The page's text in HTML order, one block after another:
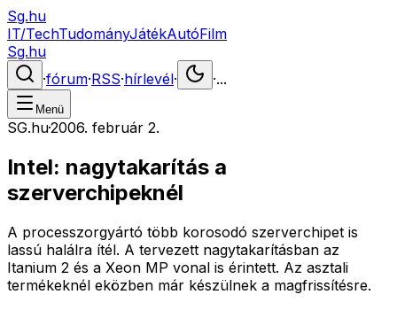
Sg.hu
IT/TechTudományJátékAutóFilm
Sg.hu
·fórum·RSS·hírlevél· ·...
Menü
SG.hu·2006. február 2.
Intel: nagytakarítás a
szerverchipeknél
A processzorgyártó több korosodó szerverchipet is
lassú halálra ítél. A tervezett nagytakarításban az
Itanium 2 és a Xeon MP vonal is érintett. Az asztali
termékeknél eközben már készülnek a magfrissítésre.